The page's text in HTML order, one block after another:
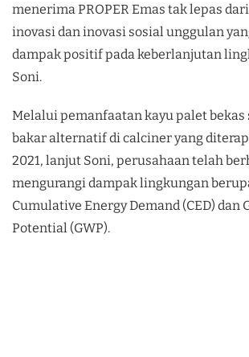
menerima PROPER Emas tak lepas
inovasi dan inovasi sosial unggulan
dampak positif pada keberlanjutan
Soni.
Melalui pemanfaatan kayu palet bekas
bakar alternatif di calciner yang
2021, lanjut Soni, perusahaan telah
mengurangi dampak lingkungan
Cumulative Energy Demand (CED) dan
Potential (GWP).